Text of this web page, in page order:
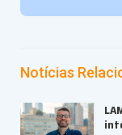
Notícias